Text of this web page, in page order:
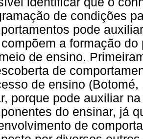
de condições
pode
a formação
de ensino.
de
de ensino
porque pode auxiliar
do ensinar, já
de